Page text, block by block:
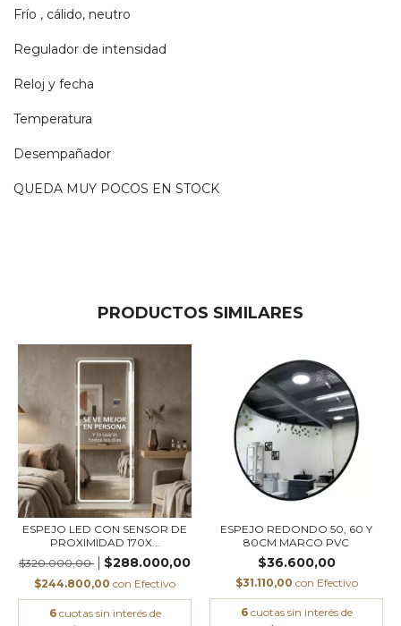
Frío , cálido, neutro
Regulador de intensidad
Reloj y fecha
Temperatura
Desempañador
QUEDA MUY POCOS EN STOCK
PRODUCTOS SIMILARES
ESPEJO LED CON SENSOR DE
PROXIMIDAD 170X...
$320.000,00
$288.000,00
$244.800,00 con Efectivo
6 cuotas sin interés de
ESPEJO REDONDO 50, 60 Y
80CM MARCO PVC
$36.600,00
$31.110,00 con Efectivo
6 cuotas sin interés de